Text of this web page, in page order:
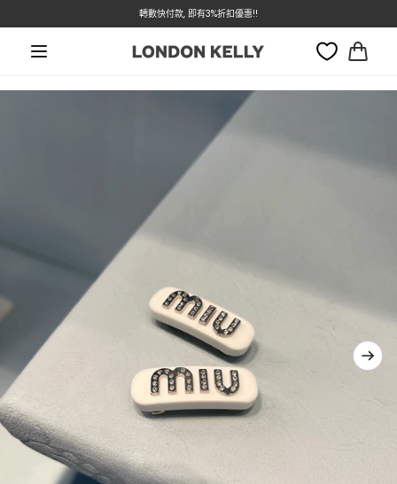
本週特價 - Dior 低至7折
轉數快付款, 即有3%折扣優惠!!
車